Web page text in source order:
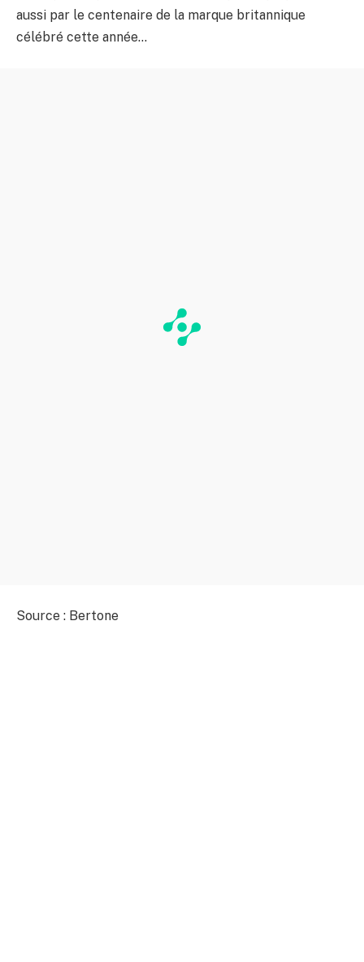
aussi par le centenaire de la marque britannique
célébré cette année…
Source : Bertone